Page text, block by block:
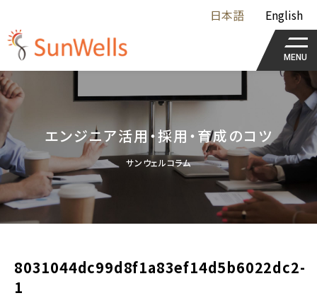
日本語 English
MENU
エンジニア活用・採用・育成のコツ
サンウェルコラム
8031044dc99d8f1a83ef14d5b6022dc2-
1